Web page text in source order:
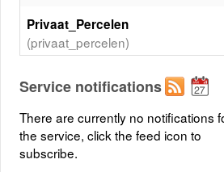
Privaat_Percelen
(privaat_percelen)
Zee en Delta beleid algemeen
Clusters met waardering
(cluster_waardering)
Service notifications
There are currently no notifications
the service, click the feed icon to
subscribe.